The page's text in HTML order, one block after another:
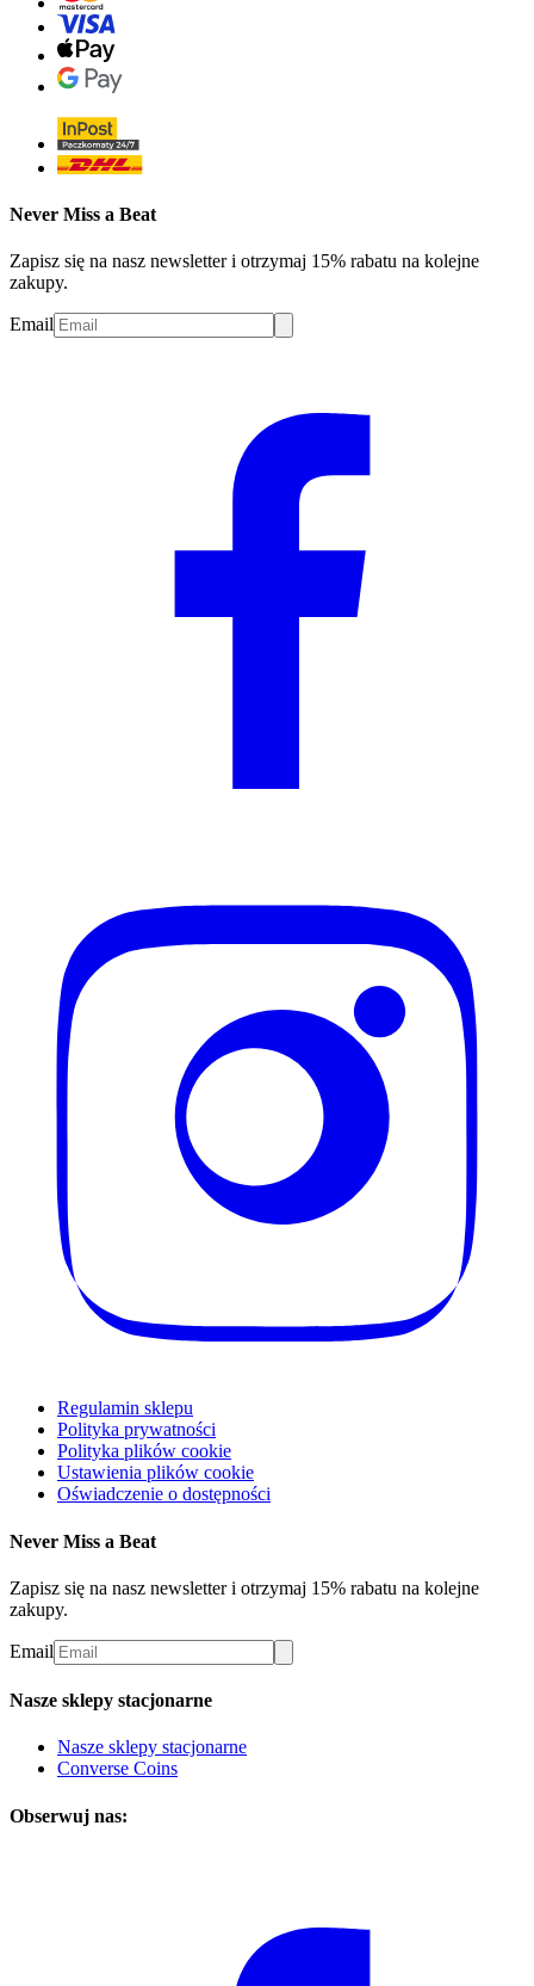
Never Miss a Beat
Zapisz się na nasz newsletter i otrzymaj 15% rabatu na kolejne
zakupy.
Email
Regulamin sklepu
Polityka prywatności
Polityka plików cookie
Ustawienia plików cookie
Oświadczenie o dostępności
Never Miss a Beat
Zapisz się na nasz newsletter i otrzymaj 15% rabatu na kolejne
zakupy.
Email
Nasze sklepy stacjonarne
Nasze sklepy stacjonarne
Converse Coins
Obserwuj nas: